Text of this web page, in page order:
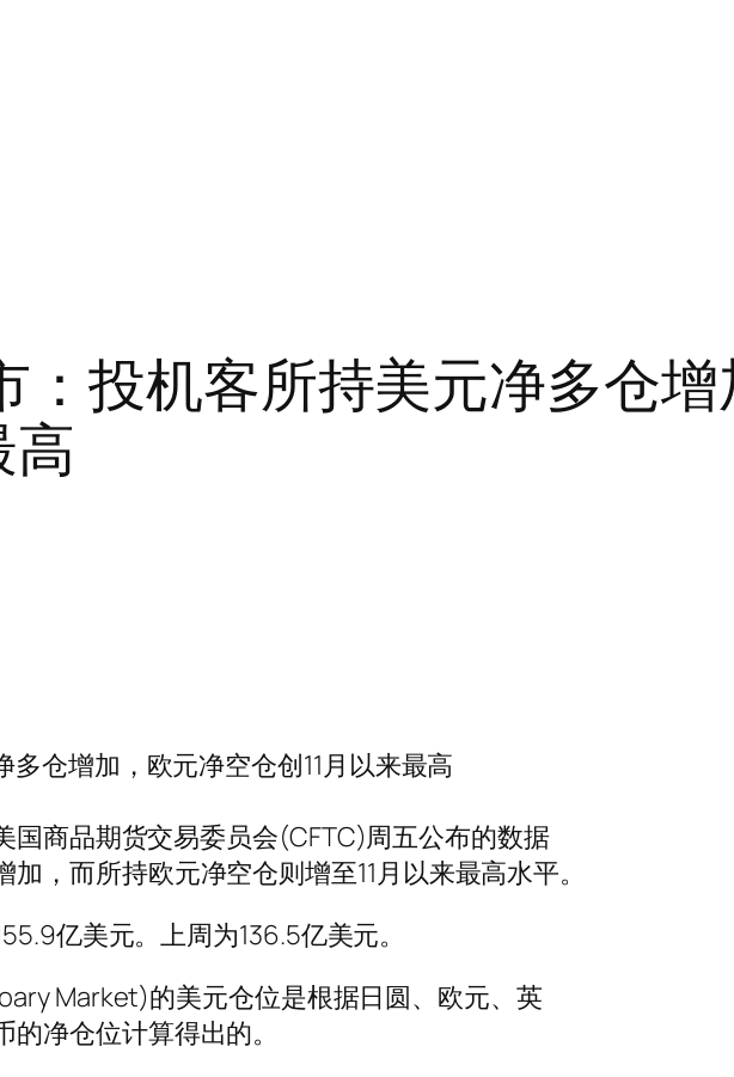
：投机客所持美元净多仓
高
仓增加，欧元净空仓创11月以来最高
国商品期货交易委员会(CFTC)周五公布的数据
，而所持欧元净空仓则增至11月以来最高水平。
亿美元。上周为136.5亿美元。
Market)的美元仓位是根据日圆、欧元、英
净仓位计算得出的。